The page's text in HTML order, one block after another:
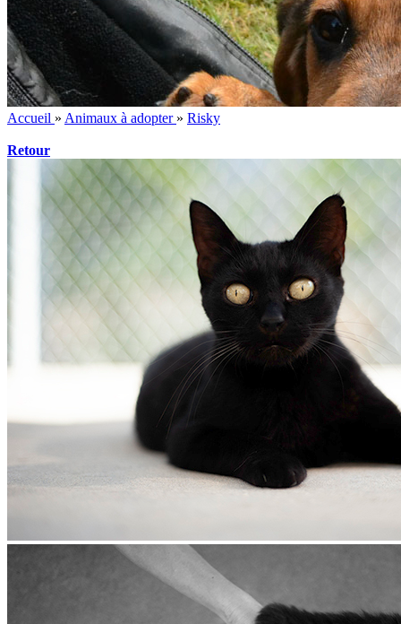
Accueil » Animaux à adopter » Risky
Retour